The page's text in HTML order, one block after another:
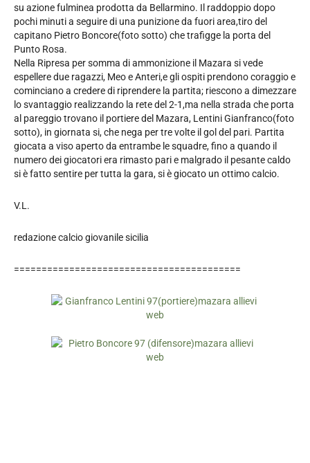
su azione fulminea prodotta da Bellarmino. Il raddoppio dopo
pochi minuti a seguire di una punizione da fuori area,tiro del
capitano Pietro Boncore(foto sotto) che trafigge la porta del
Punto Rosa.
Nella Ripresa per somma di ammonizione il Mazara si vede
espellere due ragazzi, Meo e Anteri,e gli ospiti prendono coraggio e
cominciano a credere di riprendere la partita; riescono a dimezzare
lo svantaggio realizzando la rete del 2-1,ma nella strada che porta
al pareggio trovano il portiere del Mazara, Lentini Gianfranco(foto
sotto), in giornata si, che nega per tre volte il gol del pari. Partita
giocata a viso aperto da entrambe le squadre, fino a quando il
numero dei giocatori era rimasto pari e malgrado il pesante caldo
si è fatto sentire per tutta la gara, si è giocato un ottimo calcio.
V.L.
redazione calcio giovanile sicilia
=========================================